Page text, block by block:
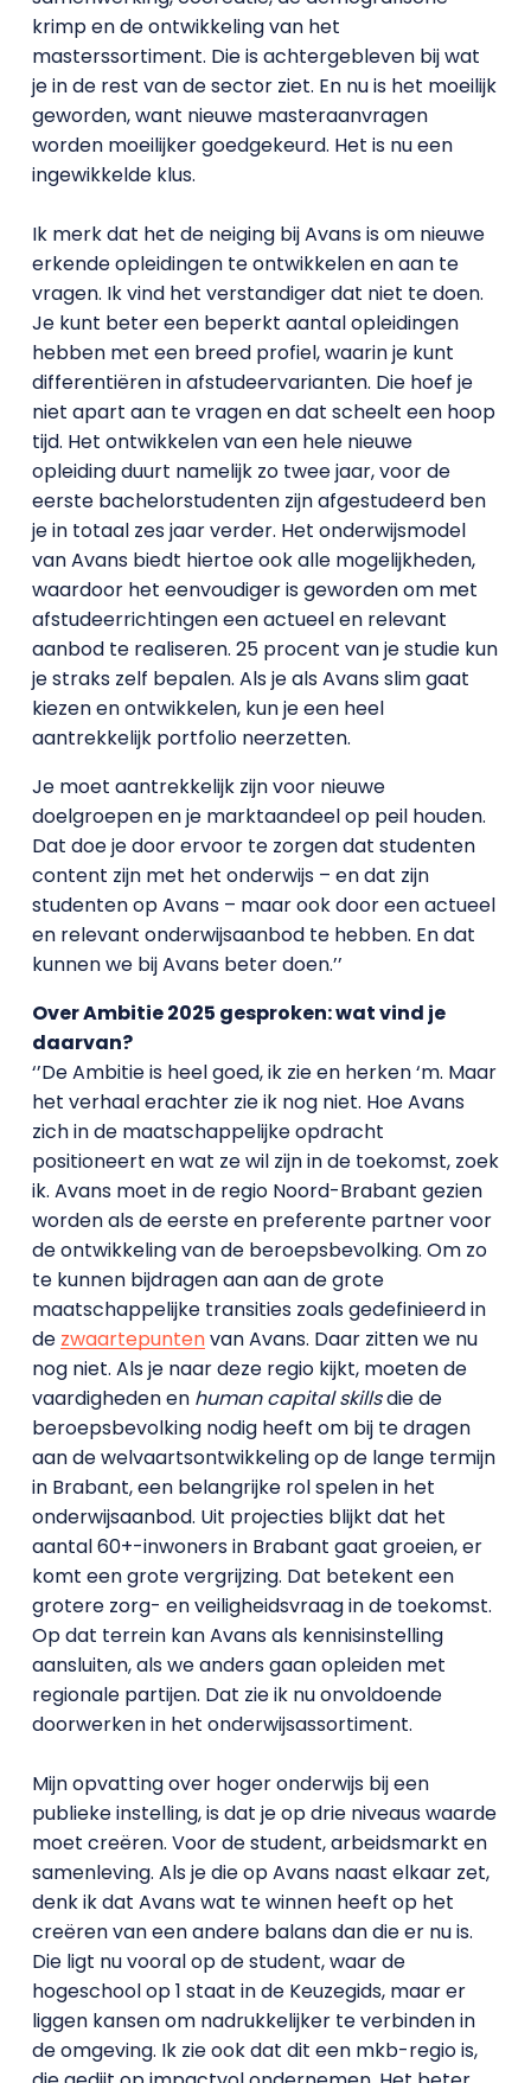
krimp en de ontwikkeling van het
masterssortiment. Die is achtergebleven bij wat
je in de rest van de sector ziet. En nu is het moeilijk
geworden, want nieuwe masteraanvragen
worden moeilijker goedgekeurd. Het is nu een
ingewikkelde klus.
Ik merk dat het de neiging bij Avans is om nieuwe
erkende opleidingen te ontwikkelen en aan te
vragen. Ik vind het verstandiger dat niet te doen.
Je kunt beter een beperkt aantal opleidingen
hebben met een breed profiel, waarin je kunt
differentiëren in afstudeervarianten. Die hoef je
niet apart aan te vragen en dat scheelt een hoop
tijd. Het ontwikkelen van een hele nieuwe
opleiding duurt namelijk zo twee jaar, voor de
eerste bachelorstudenten zijn afgestudeerd ben
je in totaal zes jaar verder. Het onderwijsmodel
van Avans biedt hiertoe ook alle mogelijkheden,
waardoor het eenvoudiger is geworden om met
afstudeerrichtingen een actueel en relevant
aanbod te realiseren. 25 procent van je studie kun
je straks zelf bepalen. Als je als Avans slim gaat
kiezen en ontwikkelen, kun je een heel
aantrekkelijk portfolio neerzetten.
Je moet aantrekkelijk zijn voor nieuwe
doelgroepen en je marktaandeel op peil houden.
Dat doe je door ervoor te zorgen dat studenten
content zijn met het onderwijs – en dat zijn
studenten op Avans – maar ook door een actueel
en relevant onderwijsaanbod te hebben. En dat
kunnen we bij Avans beter doen.’’
Over Ambitie 2025 gesproken: wat vind je
daarvan?
‘’De Ambitie is heel goed, ik zie en herken ‘m. Maar
het verhaal erachter zie ik nog niet. Hoe Avans
zich in de maatschappelijke opdracht
positioneert en wat ze wil zijn in de toekomst, zoek
ik. Avans moet in de regio Noord-Brabant gezien
worden als de eerste en preferente partner voor
de ontwikkeling van de beroepsbevolking. Om zo
te kunnen bijdragen aan aan de grote
maatschappelijke transities zoals gedefinieerd in
de zwaartepuntenvan Avans. Daar zitten we nu
nog niet. Als je naar deze regio kijkt, moeten de
vaardigheden en human capital skillsdie de
beroepsbevolking nodig heeft om bij te dragen
aan de welvaartsontwikkeling op de lange termijn
in Brabant, een belangrijke rol spelen in het
onderwijsaanbod. Uit projecties blijkt dat het
aantal 60+-inwoners in Brabant gaat groeien, er
komt een grote vergrijzing. Dat betekent een
grotere zorg- en veiligheidsvraag in de toekomst.
Op dat terrein kan Avans als kennisinstelling
aansluiten, als we anders gaan opleiden met
regionale partijen. Dat zie ik nu onvoldoende
doorwerken in het onderwijsassortiment.
Mijn opvatting over hoger onderwijs bij een
publieke instelling, is dat je op drie niveaus waarde
moet creëren. Voor de student, arbeidsmarkt en
samenleving. Als je die op Avans naast elkaar zet,
denk ik dat Avans wat te winnen heeft op het
creëren van een andere balans dan die er nu is.
Die ligt nu vooral op de student, waar de
hogeschool op 1 staat in de Keuzegids, maar er
liggen kansen om nadrukkelijker te verbinden in
de omgeving. Ik zie ook dat dit een mkb-regio is,